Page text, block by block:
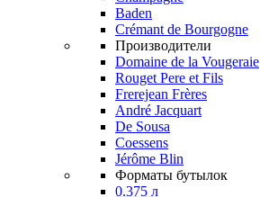
Baden
Crémant de Bourgogne
Производители
Domaine de la Vougeraie
Rouget Pere et Fils
Frerejean Frères
André Jacquart
De Sousa
Coessens
Jérôme Blin
Форматы бутылок
0.375 л